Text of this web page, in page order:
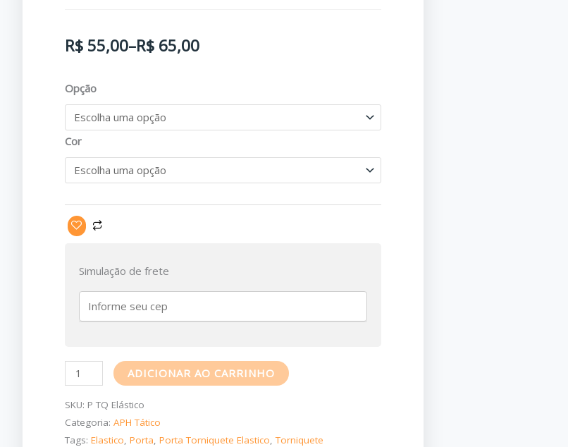
R$ 55,00–R$ 65,00
Faixa
preço:
R$ 55,00
através
R$ 65,00
Opção
Cor
Simulação de frete
Porta
Torniquete
Elástico
Adsumus
ETI
quantidade
ADICIONAR AO CARRINHO
SKU: P TQ Elástico
Categoria: APH Tático
Tags: Elastico, Porta, Porta Torniquete Elastico,Torniquete